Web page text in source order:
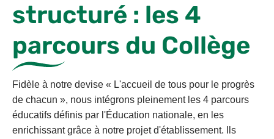
structuré : les 4
parcours du Collège
Fidèle à notre devise « L'accueil de tous pour le progrès
de chacun », nous intégrons pleinement les 4 parcours
éducatifs définis par l'Éducation nationale, en les
enrichissant grâce à notre projet d'établissement. Ils